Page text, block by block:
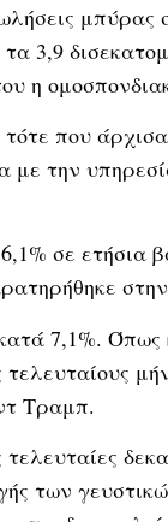
3,9
η
που
την
σε ετήσια
7,1%. Όπως
τελευταίους
Τραμπ.
των